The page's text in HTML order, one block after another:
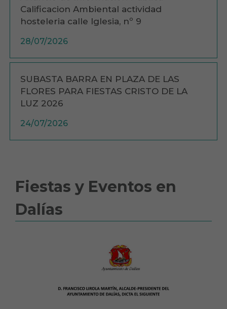
Calificacion Ambiental actividad
hosteleria calle Iglesia, nº 9
28/07/2026
SUBASTA BARRA EN PLAZA DE LAS
FLORES PARA FIESTAS CRISTO DE LA
LUZ 2026
24/07/2026
Fiestas y Eventos en
Dalías